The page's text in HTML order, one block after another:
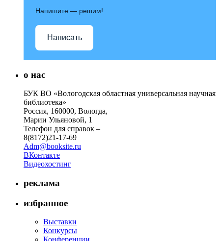
Напишите — решим!
Написать
о нас
БУК ВО «Вологодская областная универсальная научная
библиотека»
Россия, 160000, Вологда,
Марии Ульяновой, 1
Телефон для справок –
8(8172)21-17-69
Adm@booksite.ru
ВКонтакте
Видеохостинг
реклама
избранное
Выставки
Конкурсы